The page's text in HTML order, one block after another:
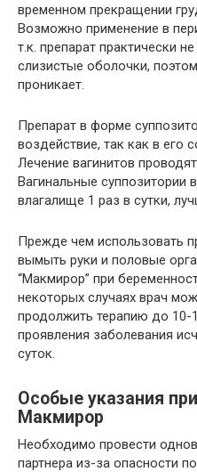
временном прекращении
Возможно применение в
т.к. препарат практически
слизистые оболочки,
проникает.
Препарат в форме
воздействие, так как в его
Лечение вагинитов
Вагинальные суппозитории
влагалище 1 раз в сутки,
Прежде чем использовать
вымыть руки и половые
“Макмирор” при
некоторых случаях врач
продолжить терапию до 10-
проявления заболевания
суток.
Особые указания
Макмирор
Необходимо провести
партнера из-за опасности